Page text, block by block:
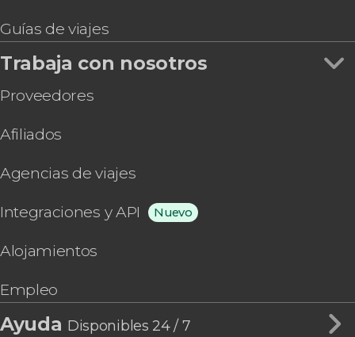
Guías de viajes
Trabaja con nosotros
Proveedores
Afiliados
Agencias de viajes
Integraciones y API Nuevo
Alojamientos
Empleo
Ayuda Disponibles 24 / 7